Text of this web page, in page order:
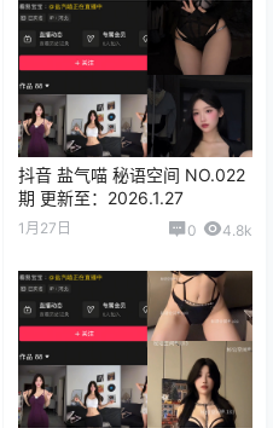
抖音 盐气喵 秘语空间 NO.022
期 更新至：2026.1.27
1月27日 0 4.8k